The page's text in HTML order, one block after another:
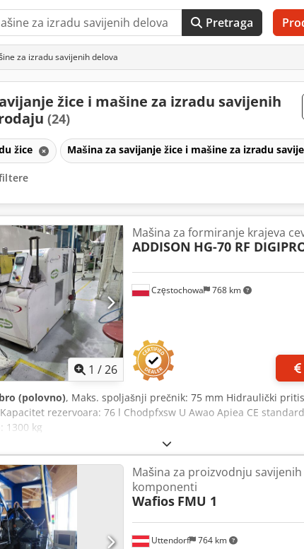
Pretraga
za izradu savijenih delova
žice i mašine za izradu savijenih
(24)
žice Mašina za savijanje žice i mašine za izradu
1 /26
Częstochowa 768 km
Mašina za formiranje krajeva
ADDISON HG-70 RF
(polovno), Maks. spoljašnji prečnik: 75 mm Hidraulički
rezervoara: 76 l Chodpfxsw U Awao Apiea CE
1300 kg
Uttendorf 764 km
Mašina za proizvodnju savijenih
komponenti
Wafios FMU 1